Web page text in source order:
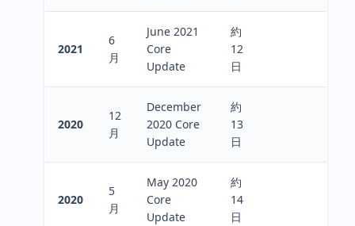
2021
6
月
June 2021
Core
Update
約
12
日
2020
12
月
December
2020 Core
Update
約
13
日
2020
5
月
May 2020
Core
Update
約
14
日